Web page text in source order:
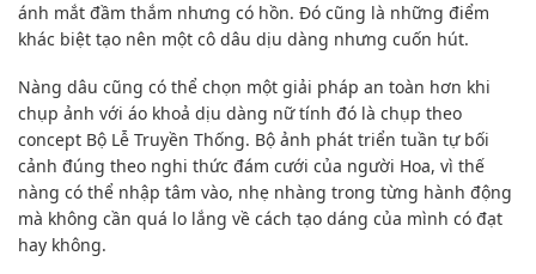
ánh mắt đầm thắm nhưng có hồn. Đó cũng là những điểm
khác biệt tạo nên một cô dâu dịu dàng nhưng cuốn hút.
Nàng dâu cũng có thể chọn một giải pháp an toàn hơn khi
chụp ảnh với áo khoả dịu dàng nữ tính đó là chụp theo
concept Bộ Lễ Truyền Thống. Bộ ảnh phát triển tuần tự bối
cảnh đúng theo nghi thức đám cưới của người Hoa, vì thế
nàng có thể nhập tâm vào, nhẹ nhàng trong từng hành động
mà không cần quá lo lắng về cách tạo dáng của mình có đạt
hay không.